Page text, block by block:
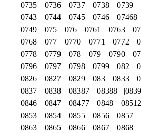
0735
0736 0737 0738 0739
0743
0744 0745 0746 07468
0749
075 076 0761 0763
0768
077 0770 0771 0772
0778
0779 078 079 0790
0796
0797 0798 0799 082
0826
0827 0829 083 0833
0837
0838 08387 08388
0846
0847 08477 0848 08512
0853
0854 0855 0856 0857
0863
0865 0866 0867 0868